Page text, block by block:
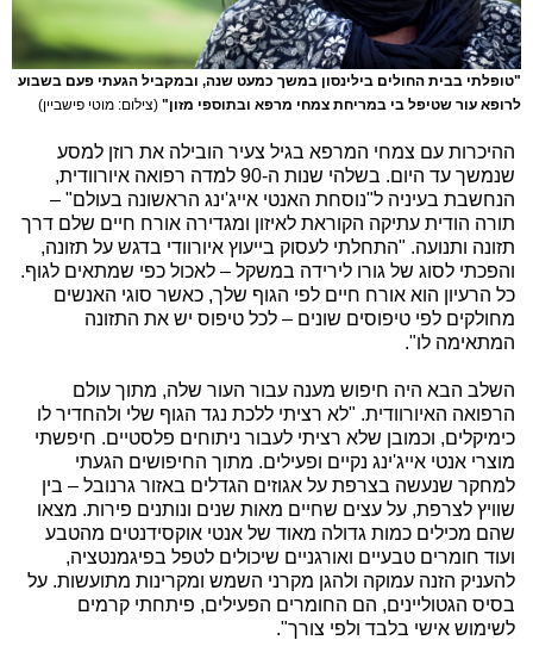
"טופלתי בבית החולים בילינסון במשך כמעט שנה, ובמקביל הגעתי פעם בשבוע
לרופא עור שטיפל בי במריחת צמחי מרפא ובתוספי מזון" (צילום: מוטי פישביין)
ההיכרות עם צמחי המרפא בגיל צעיר הובילה את רוזן למסע
שנמשך עד היום. בשלהי שנות ה-90 למדה רפואה איורוודית,
הנחשבת בעיניה ל"נוסחת האנטי אייג'ינג הראשונה בעולם" –
תורה הודית עתיקה הקוראת לאיזון ומגדירה אורח חיים שלם דרך
תזונה ותנועה. "התחלתי לעסוק בייעוץ איורוודי בדגש על תזונה,
והפכתי לסוג של גורו לירידה במשקל – לאכול כפי שמתאים לגוף.
כל הרעיון הוא אורח חיים לפי הגוף שלך, כאשר סוגי האנשים
מחולקים לפי טיפוסים שונים – לכל טיפוס יש את התזונה
המתאימה לו".
השלב הבא היה חיפוש מענה עבור העור שלה, מתוך עולם
הרפואה האיורוודית. "לא רציתי ללכת נגד הגוף שלי ולהחדיר לו
כימיקלים, וכמובן שלא רציתי לעבור ניתוחים פלסטיים. חיפשתי
מוצרי אנטי אייג'ינג נקיים ופעילים. מתוך החיפושים הגעתי
למחקר שנעשה בצרפת על אגוזים הגדלים באזור גרנובל – בין
שוויץ לצרפת, על עצים שחיים מאות שנים ונותנים פירות. מצאו
שהם מכילים כמות גדולה מאוד של אנטי אוקסידנטים מהטבע
ועוד חומרים טבעיים ואורגניים שיכולים לטפל בפיגמנטציה,
להעניק הזנה עמוקה ולהגן מקרני השמש ומקרינות מתועשות. על
בסיס הגטוליינים, הם החומרים הפעילים, פיתחתי קרמים
לשימוש אישי בלבד ולפי צורך".